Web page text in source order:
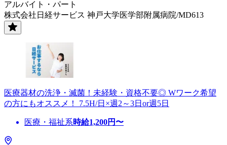
アルバイト・パート
株式会社日経サービス 神戸大学医学部附属病院/MD613
医療器材の洗浄・滅菌！未経験・資格不要◎ Wワーク希望
の方にもオススメ！ 7.5H/日×週2～3日or週5日
医療・福祉系時給1,200円〜